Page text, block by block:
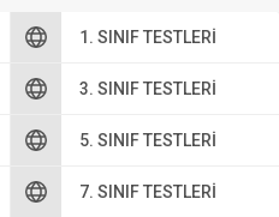
1. SINIF TESTLERI
3. SINIF TESTLERI
5. SINIF TESTLERI
7. SINIF TESTLERI